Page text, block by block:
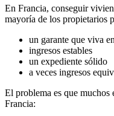
En Francia, conseguir
mayoría de los propietarios
un garante que viva
ingresos estables
un expediente sólido
a veces ingresos
El problema es que muchos
Francia: